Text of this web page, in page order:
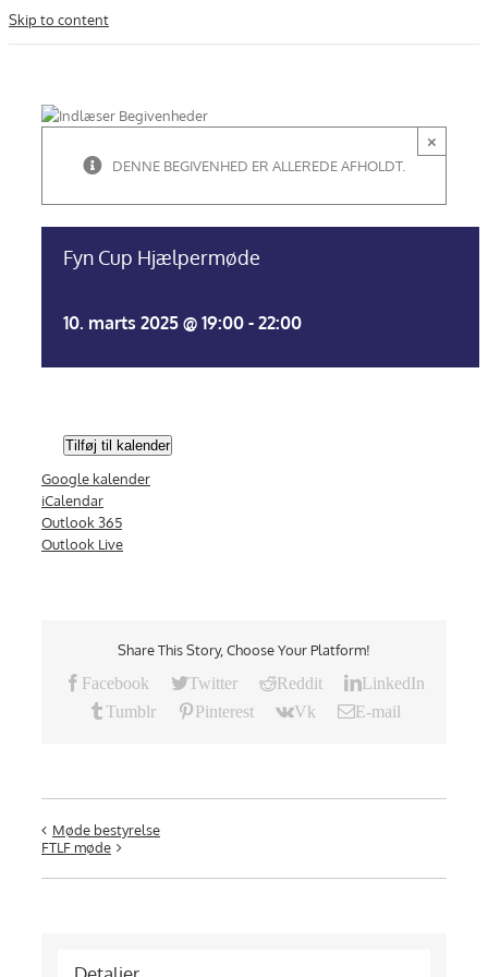
Skip to content
×
DENNE BEGIVENHED ER ALLEREDE AFHOLDT.
Fyn Cup Hjælpermøde
10. marts 2025 @ 19:00 - 22:00
Tilføj til kalender
Google kalender
iCalendar
Outlook 365
Outlook Live
Share This Story, Choose Your Platform!
Facebook
Twitter Reddit
LinkedIn
Tumblr
Pinterest Vk E-mail
Møde bestyrelse
FTLF møde